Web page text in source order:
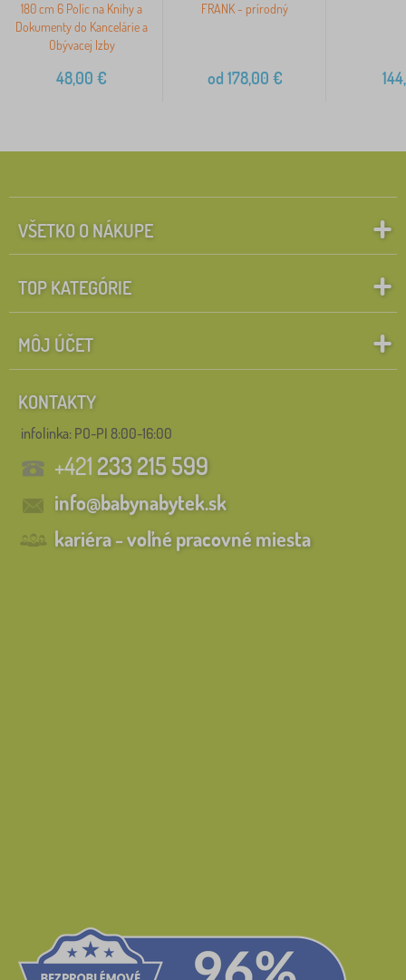
180 cm 6 Políc na Knihy a
Dokumenty do Kancelárie a
Obývacej Izby
48,00 €
FRANK - prírodný
od 178,00 €
VŠETKO O NÁKUPE
TOP KATEGÓRIE
MÔJ ÚČET
KONTAKTY
infolinka: PO-PI 8:00-16:00
+421233 215 599
info@babynabytek.sk
kariéra - voľné pracovné miesta